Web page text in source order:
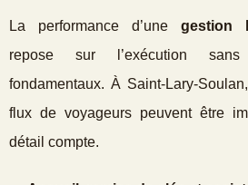
La performance d’unegestion
repose sur l’exécution
fondamentaux. À
flux de voyageurs peuvent être
détail compte.